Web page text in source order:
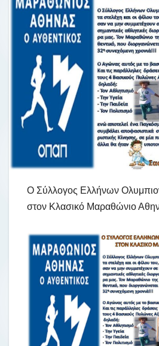
Ο Σύλλογος Ελλήνων
στον Κλασικό Μαραθώνιο